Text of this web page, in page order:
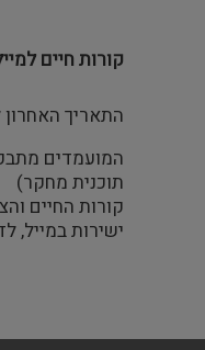
קורות חיים
התאריך האחרון
המועמדים
תוכנית מחקר)
קורות החיים
ישירות במייל,